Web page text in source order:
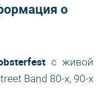
о
с живой
Band 80-х, 90-х